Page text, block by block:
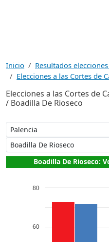
Inicio
Resultados
Elecciones a las Cortes de
Elecciones a las Cortes de
/ Boadilla De Rioseco
Boadilla De Rioseco:
60
80